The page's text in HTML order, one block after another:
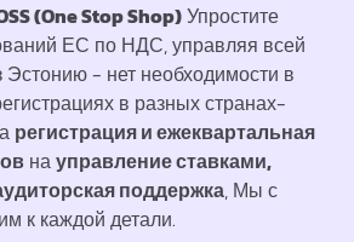
(One Stop Shop)Упростите
ЕС по НДС, управляя всей
Эстонию - нет необходимости в
в разных странах-
регистрация и ежеквартальная
науправление ставками,
поддержка, Мы с
к каждой детали.